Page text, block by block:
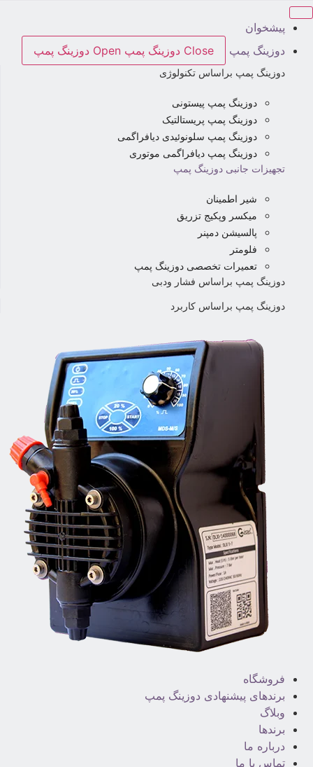
پیشخوان
دوزینگ پمپ
Close دوزینگ پمپ Open دوزینگ پمپ
دوزینگ پمپ براساس تکنولوژی
دوزینگ پمپ پیستونی
دوزینگ پمپ پریستالتیک
دوزینگ پمپ سلونوئیدی دیافراگمی
دوزینگ پمپ دیافراگمی موتوری
تجهیزات جانبی دوزینگ پمپ
شیر اطمینان
میکسر وپکیج تزریق
پالسیشن دمپنر
فلومتر
تعمیرات تخصصی دوزینگ پمپ
دوزینگ پمپ براساس فشار ودبی
دوزینگ پمپ براساس کاربرد
فروشگاه
برندهای پیشنهادی دوزینگ پمپ
وبلاگ
برندها
درباره ما
تماس با ما